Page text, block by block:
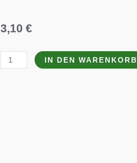
3,10 €
Vinca
minor
IN DEN WARENKORB